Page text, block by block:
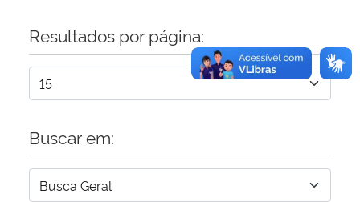
Banco Central do Brasil
Planalto
Resultados por página:
Buscar em: